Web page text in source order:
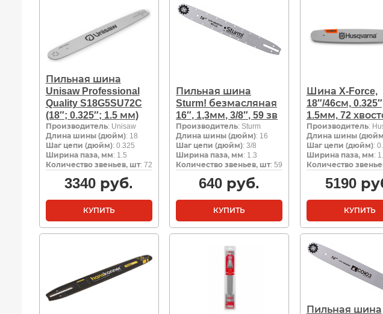
Пильная шина
Unisaw Professional
Quality S18G5SU72C
(18″; 0.325″; 1.5 мм)
Производитель: Unisaw
Длина шины (дюйм): 18
Шаг цепи (дюйм): 0.325
Ширина паза, мм: 1.5
Количество звеньев, шт: 72
3340 руб.
КУПИТЬ
Пильная шина
Sturm! безмасляная
16″, 1,3мм, 3/8″, 59 зв
Производитель: Sturm
Длина шины (дюйм): 16
Шаг цепи (дюйм): 3/8
Ширина паза, мм: 1.3
Количество звеньев, шт: 59
640 руб.
КУПИТЬ
Шина X-Force,
18″/46см,
1.5мм, 72
Производитель:
Длина шины
Шаг цепи (дюйм):
Ширина паза, мм:
Количество
5190
КУПИТЬ
Пильная шина